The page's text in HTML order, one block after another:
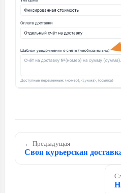
← Предыдущая
Своя курьерская